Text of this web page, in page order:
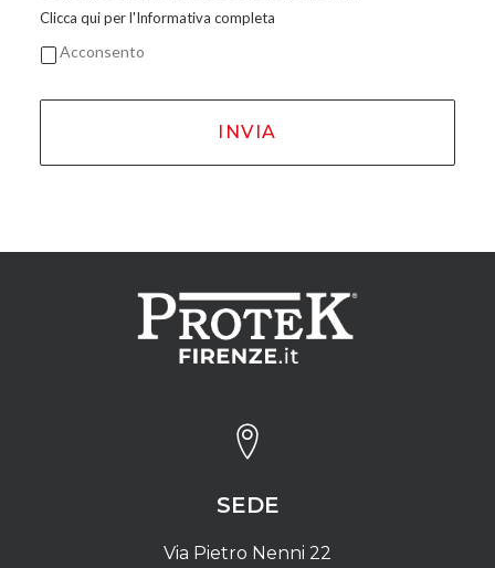
Clicca qui per l'Informativa completa
Acconsento
SEDE
Via Pietro Nenni 22